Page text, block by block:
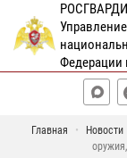
Федерации
Главная Новости